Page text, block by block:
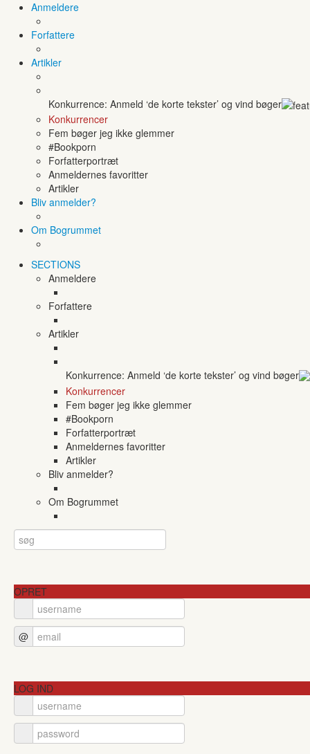
Anmeldere
Forfattere
Artikler
Konkurrence: Anmeld ‘de korte tekster’ og vind bøger
Konkurrencer
Fem bøger jeg ikke glemmer
#Bookporn
Forfatterportræt
Anmeldernes favoritter
Artikler
Bliv anmelder?
Om Bogrummet
SECTIONS
Anmeldere
Forfattere
Artikler
Konkurrence: Anmeld ‘de korte tekster’ og vind bøger
Konkurrencer
Fem bøger jeg ikke glemmer
#Bookporn
Forfatterportræt
Anmeldernes favoritter
Artikler
Bliv anmelder?
Om Bogrummet
OPRET
@
LOG IND